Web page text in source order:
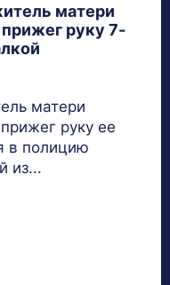
матери
руку 7-
матери
руку ее
в полицию
из...